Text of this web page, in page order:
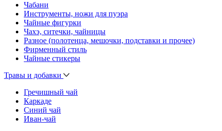
Чабани
Инструменты, ножи для пуэра
Чайные фигурки
Чахэ, ситечки, чайницы
Разное (полотенца, мешочки, подставки и прочее)
Фирменный стиль
Чайные стикеры
Травы и добавки
Гречишный чай
Каркаде
Синий чай
Иван-чай